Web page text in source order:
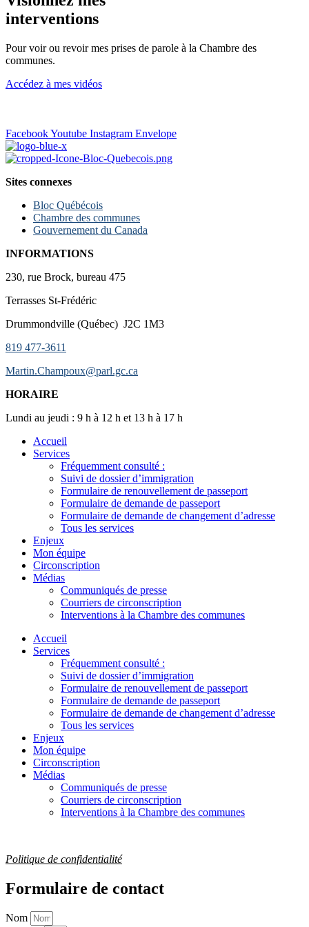
interventions
Pour voir ou revoir mes prises de parole à la Chambre des
communes.
Accédez à mes vidéos
FacebookYoutube Instagram Envelope
Sites connexes
Bloc Québécois
Chambre des communes
Gouvernement du Canada
INFORMATIONS
230, rue Brock, bureau 475
Terrasses St-Frédéric
Drummondville (Québec) J2C 1M3
819 477-3611
Martin.Champoux@parl.gc.ca
HORAIRE
Lundi au jeudi : 9 h à 12 h et 13 h à 17 h
Accueil
Services
Fréquemment consulté :
Suivi de dossier d’immigration
Formulaire de renouvellement de passeport
Formulaire de demande de passeport
Formulaire de demande de changement d’adresse
Tous les services
Enjeux
Mon équipe
Circonscription
Médias
Communiqués de presse
Courriers de circonscription
Interventions à la Chambre des communes
Accueil
Services
Fréquemment consulté :
Suivi de dossier d’immigration
Formulaire de renouvellement de passeport
Formulaire de demande de passeport
Formulaire de demande de changement d’adresse
Tous les services
Enjeux
Mon équipe
Circonscription
Médias
Communiqués de presse
Courriers de circonscription
Interventions à la Chambre des communes
Politique de confidentialité
Formulaire de contact
Nom